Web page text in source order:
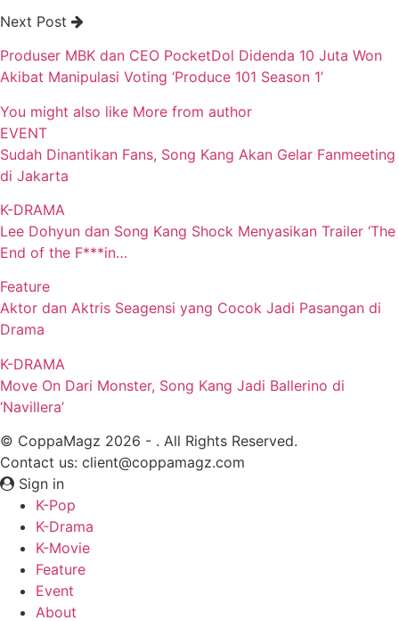
Next Post
Produser MBK dan CEO PocketDol Didenda 10 Juta Won
Akibat Manipulasi Voting ‘Produce 101 Season 1’
You might also like More from author
EVENT
Sudah Dinantikan Fans, Song Kang Akan Gelar Fanmeeting
di Jakarta
K-DRAMA
Lee Dohyun dan Song Kang Shock Menyasikan Trailer ‘The
End of the F***in…
Feature
Aktor dan Aktris Seagensi yang Cocok Jadi Pasangan di
Drama
K-DRAMA
Move On Dari Monster, Song Kang Jadi Ballerino di
‘Navillera’
© CoppaMagz 2026 - . All Rights Reserved.
Contact us: client@coppamagz.com
Sign in
K-Pop
K-Drama
K-Movie
Feature
Event
About